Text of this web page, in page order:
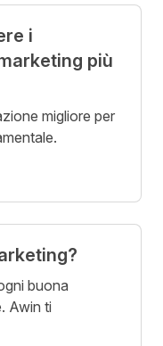
i
più
migliore per
buona
Awin ti